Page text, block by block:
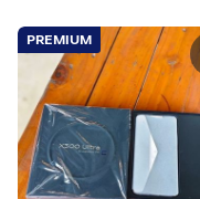
PREMIUM